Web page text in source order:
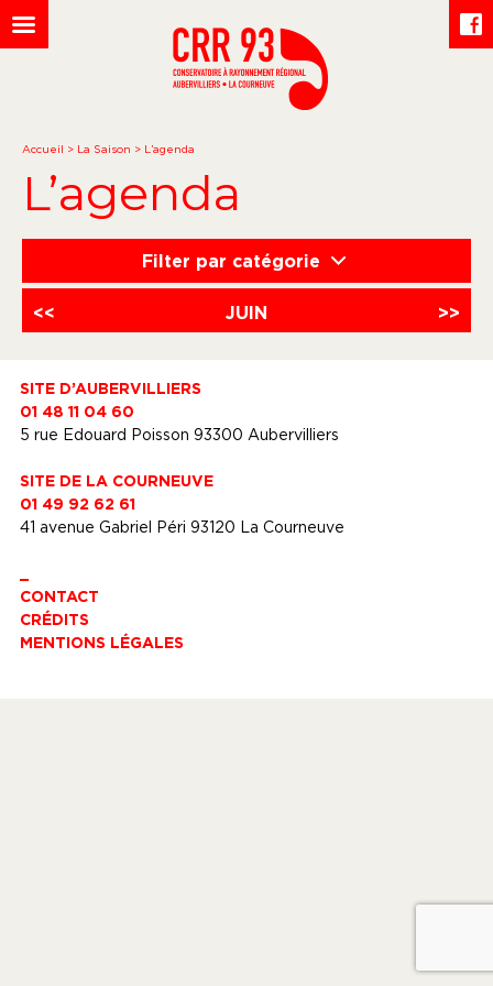
Accueil > La Saison > L’agenda
L’agenda
Filter par catégorie
<< JUIN >>
SITE D’AUBERVILLIERS
01 48 11 04 60
5 rue Edouard Poisson 93300 Aubervilliers
SITE DE LA COURNEUVE
01 49 92 62 61
41 avenue Gabriel Péri 93120 La Courneuve
CONTACT
CRÉDITS
MENTIONS LÉGALES